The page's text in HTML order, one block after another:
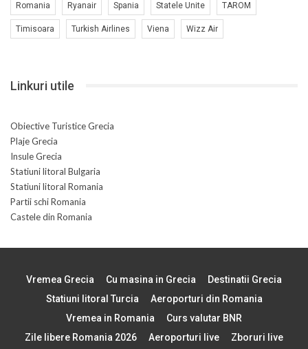
Romania Ryanair Spania Statele Unite TAROM
Timisoara Turkish Airlines Viena Wizz Air
Linkuri utile
Obiective Turistice Grecia
Plaje Grecia
Insule Grecia
Statiuni litoral Bulgaria
Statiuni litoral Romania
Partii schi Romania
Castele din Romania
Vremea Grecia Cu masina in Grecia
Destinatii Grecia
Statiuni litoral Turcia
Aeroporturi din Romania
Vremea in Romania
Curs valutar BNR
Zile libere Romania 2026
Aeroporturi live Zboruri live